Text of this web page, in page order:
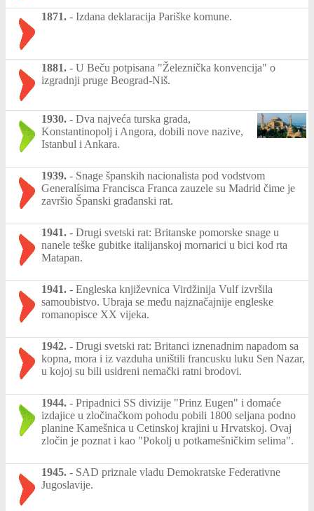
1871. - Izdana deklaracija Pariške komune.
1881. - U Beču potpisana "Železnička konvencija" o
izgradnji pruge Beograd-Niš.
1930. - Dva najveća turska grada,
Konstantinopolj i Angora, dobili nove nazive,
Istanbul i Ankara.
1939. - Snage španskih nacionalista pod vodstvom
Generalísima Francisca Franca zauzele su Madrid čime je
završio Španski građanski rat.
1941. - Drugi svetski rat: Britanske pomorske snage u
nanele teške gubitke italijanskoj mornarici u bici kod rta
Matapan.
1941. - Engleska književnica Virdžinija Vulf izvršila
samoubistvo. Ubraja se među najznačajnije engleske
romanopisce XX vijeka.
1942. - Drugi svetski rat: Britanci iznenadnim napadom sa
kopna, mora i iz vazduha uništili francusku luku Sen Nazar,
u kojoj su bili usidreni nemački ratni brodovi.
1944. - Pripadnici SS divizije "Prinz Eugen" i domaće
izdajice u zločinačkom pohodu pobili 1800 seljana podno
planine Kamešnica u Cetinskoj krajini u Hrvatskoj. Ovaj
zločin je poznat i kao "Pokolj u potkamešničkim selima".
1945. - SAD priznale vladu Demokratske Federativne
Jugoslavije.